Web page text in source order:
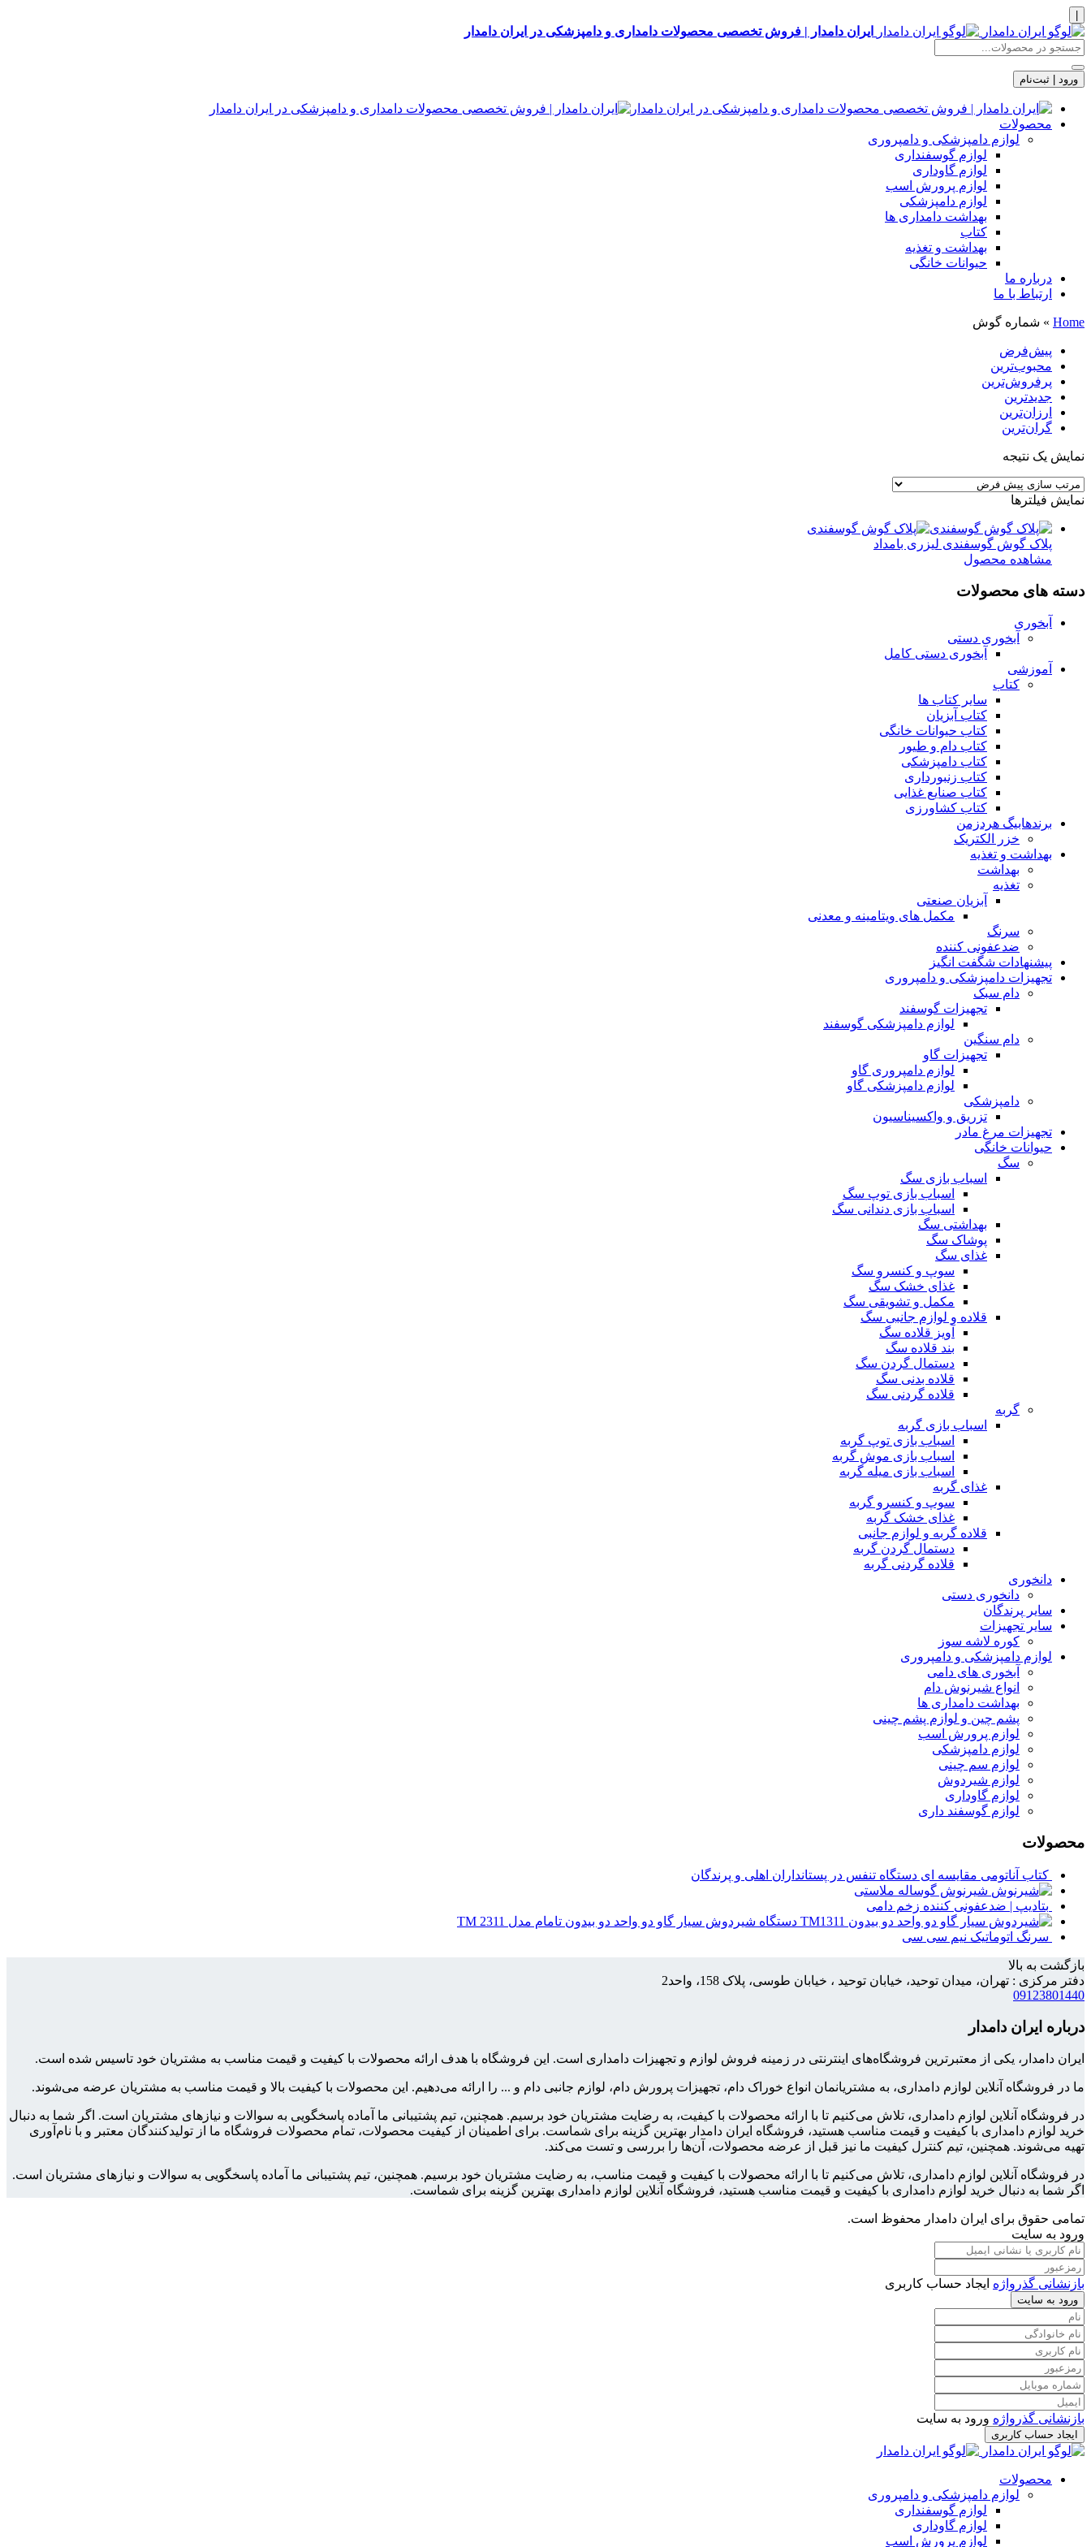
ایران دامدار | فروش تخصصی محصولات دامداری و دامپزشکی در ایران دامدار
ورود | ثبت‌نام
محصولات
لوازم دامپزشکی و دامپروری
لوازم گوسفنداری
لوازم گاوداری
لوازم پرورش اسب
لوازم دامپزشکی
بهداشت دامداری ها
کتاب
بهداشت و تغذیه
حیوانات خانگی
درباره ما
ارتباط با ما
Home
» شماره گوش
پیش‌فرض
محبوب‌ترین
پرفروش‌ترین
جدیدترین
ارزان‌ترین
گران‌ترین
نمایش یک نتیجه
نمایش فیلترها
پلاک گوش گوسفندی لیزری بامداد
مشاهده محصول
دسته های محصولات
آبخوری
آبخوری دستی
آبخوری دستی کامل
آموزشی
کتاب
سایر کتاب ها
کتاب آبزیان
کتاب حیوانات خانگی
کتاب دام و طیور
کتاب دامپزشکی
کتاب زنبورداری
کتاب صنایع غذایی
کتاب کشاورزی
برندهابیگ هردزمن
خزر الکتریک
بهداشت و تغذیه
بهداشت
تغذیه
آبزیان صنعتی
مکمل های ویتامینه و معدنی
سرنگ
ضدعفونی کننده
پیشنهادات شگفت انگیز
تجهیزات دامپزشکی و دامپروری
دام سبک
تجهیزات گوسفند
لوازم دامپزشکی گوسفند
دام سنگین
تجهیزات گاو
لوازم دامپروری گاو
لوازم دامپزشکی گاو
دامپزشکی
تزریق و واکسیناسیون
تجهیزات مرغ مادر
حیوانات خانگی
سگ
اسباب بازی سگ
اسباب بازی توپ سگ
اسباب بازی دندانی سگ
بهداشتی سگ
پوشاک سگ
غذای سگ
سوپ و کنسرو سگ
غذای خشک سگ
مکمل و تشویقی سگ
قلاده و لوازم جانبی سگ
آویز قلاده سگ
بند قلاده سگ
دستمال گردن سگ
قلاده بدنی سگ
قلاده گردنی سگ
گربه
اسباب بازی گربه
اسباب بازی توپ گربه
اسباب بازی موش گربه
اسباب بازی میله گربه
غذای گربه
سوپ و کنسرو گربه
غذای خشک گربه
قلاده گربه و لوازم جانبی
دستمال گردن گربه
قلاده گردنی گربه
دانخوری
دانخوری دستی
سایر پرندگان
سایر تجهیزات
کوره لاشه سوز
لوازم دامپزشکی و دامپروری
آبخوری های دامی
انواع شیرنوش دام
بهداشت دامداری ها
پشم چین و لوازم پشم چینی
لوازم پرورش اسب
لوازم دامپزشکی
لوازم سم چینی
لوازم شیردوش
لوازم گاوداری
لوازم گوسفند داری
محصولات
کتاب آناتومی مقایسه ای دستگاه تنفس در پستانداران اهلی و پرندگان
شیرنوش گوساله ملاستی
بتادیپ | ضدعفونی کننده زخم دامی
دستگاه شیردوش سیار گاو دو واحد دو بیدون تامام مدل TM 2311
سرنگ اتوماتیک نیم سی سی
بازگشت به بالا
دفتر مرکزی : تهران، میدان توحید، خیابان توحید ، خیابان طوسی، پلاک 158، واحد2
09123801440
درباره ایران دامدار
ایران دامدار، یکی از معتبرترین فروشگاه‌های اینترنتی در زمینه فروش لوازم و تجهیزات دامداری است. این فروشگاه با هدف ارائه محصولات با کیفیت و قیمت مناسب به مشتریان خود تاسیس شده است.
ما در فروشگاه آنلاین لوازم دامداری، به مشتریانمان انواع خوراک دام، تجهیزات پرورش دام، لوازم جانبی دام و ... را ارائه می‌دهیم. این محصولات با کیفیت بالا و قیمت مناسب به مشتریان عرضه می‌شوند.
در فروشگاه آنلاین لوازم دامداری، تلاش می‌کنیم تا با ارائه محصولات با کیفیت، به رضایت مشتریان خود برسیم. همچنین، تیم پشتیبانی ما آماده پاسخگویی به سوالات و نیازهای مشتریان است. اگر شما به دنبال
خرید لوازم دامداری با کیفیت و قیمت مناسب هستید، فروشگاه ایران دامدار بهترین گزینه برای شماست. برای اطمینان از کیفیت محصولات، تمام محصولات فروشگاه ما از تولیدکنندگان معتبر و با نام‌آوری
تهیه می‌شوند. همچنین، تیم کنترل کیفیت ما نیز قبل از عرضه محصولات، آن‌ها را بررسی و تست می‌کند.
در فروشگاه آنلاین لوازم دامداری، تلاش می‌کنیم تا با ارائه محصولات با کیفیت و قیمت مناسب، به رضایت مشتریان خود برسیم. همچنین، تیم پشتیبانی ما آماده پاسخگویی به سوالات و نیازهای مشتریان است.
اگر شما به دنبال خرید لوازم دامداری با کیفیت و قیمت مناسب هستید، فروشگاه آنلاین لوازم دامداری بهترین گزینه برای شماست.
تمامی حقوق برای ایران دامدار محفوظ است.
ورود به سایت
بازنشانی گذرواژه ایجاد حساب کاربری
ورود به سایت
بازنشانی گذرواژه ورود به سایت
ایجاد حساب کاربری
محصولات
لوازم دامپزشکی و دامپروری
لوازم گوسفنداری
لوازم گاوداری
لوازم پرورش اسب